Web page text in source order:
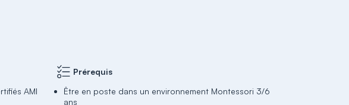
AMI
Prérequis
Être en poste dans un environnement Montessori 3/6
ans